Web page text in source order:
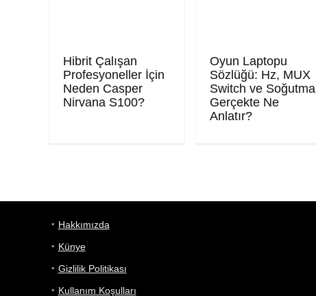
Hibrit Çalışan
Profesyoneller İçin
Neden Casper
Nirvana S100?
Oyun Laptopu
Sözlüğü: Hz, MUX
Switch ve Soğutma
Gerçekte Ne
Anlatır?
Hakkımızda
Künye
Gizlilik Politikası
Kullanım Koşulları